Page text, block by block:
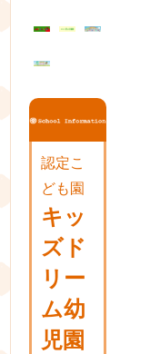
ョ
認定こ
ども園
キッ
ズド
リー
ム幼
児園